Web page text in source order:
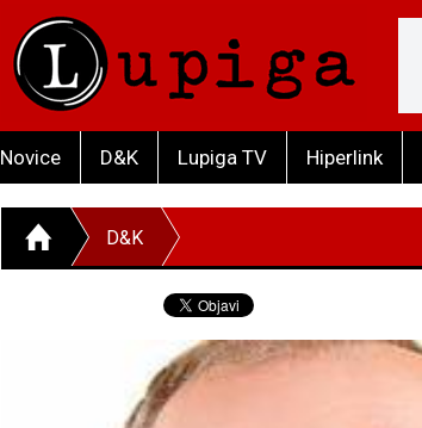
Novice D&K Lupiga TV Hiperlink
D&K